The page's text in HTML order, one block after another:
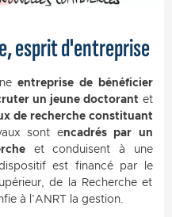
esprit d'entreprise
entreprise de bénéficier
un jeune doctorant et
de recherche constituant
sont encadrés par un
et conduisent à une
est financé par le
de la Recherche et
à l’ANRT la gestion.